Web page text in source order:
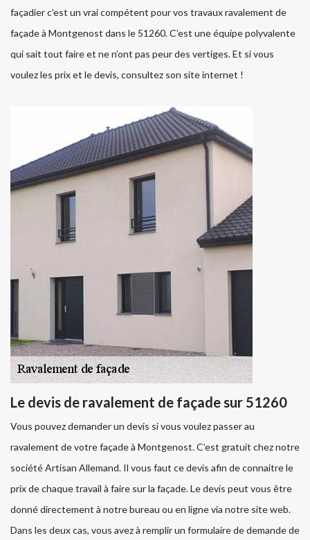
façadier c’est un vrai compétent pour vos travaux ravalement de
façade à Montgenost dans le 51260. C’est une équipe polyvalente
qui sait tout faire et ne n’ont pas peur des vertiges. Et si vous
voulez les prix et le devis, consultez son site internet !
Le devis de ravalement de façade sur 51260
Vous pouvez demander un devis si vous voulez passer au
ravalement de votre façade à Montgenost. C’est gratuit chez notre
société Artisan Allemand. Il vous faut ce devis afin de connaitre le
prix de chaque travail à faire sur la façade. Le devis peut vous être
donné directement à notre bureau ou en ligne via notre site web.
Dans les deux cas, vous avez à remplir un formulaire de demande de